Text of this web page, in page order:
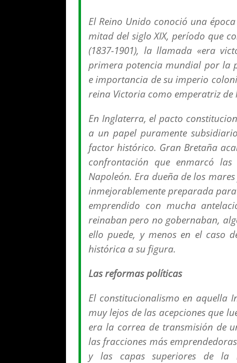
El Reino Unido conoció una
mitad del siglo XIX, período que
(1837-1901), la llamada «era
primera potencia mundial por la
e importancia de su imperio
reina Victoria como emperatriz de
En Inglaterra, el pacto
a un papel puramente
factor histórico. Gran Bretaña
confrontación que enmarcó
Napoleón. Era dueña de los
inmejorablemente preparada
emprendido con mucha
reinaban pero no gobernaban,
ello puede, y menos en el caso
histórica a su figura.
Las reformas políticas
El constitucionalismo en aquella
muy lejos de las acepciones que
era la correa de transmisión de
las fracciones más
y las capas superiores de la